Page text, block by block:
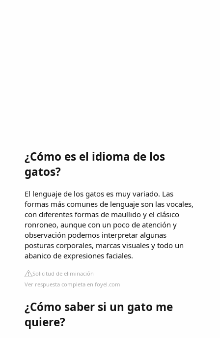
¿Cómo es el idioma de los
gatos?
El lenguaje de los gatos es muy variado. Las
formas más comunes de lenguaje son las vocales,
con diferentes formas de maullido y el clásico
ronroneo, aunque con un poco de atención y
observación podemos interpretar algunas
posturas corporales, marcas visuales y todo un
abanico de expresiones faciales.
Solicitud de eliminación
Ver respuesta completa en foyel.com
¿Cómo saber si un gato me
quiere?